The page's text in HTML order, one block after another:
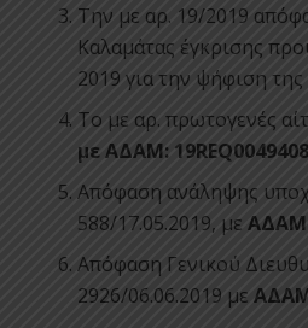
Την με αρ. 19/2019
Καλαμάτας έγκρισης
2019 για την ψήφιση
Το με αρ. πρωτογενές
με ΑΔΑΜ:
Απόφαση ανάληψης
588/17.05.2019, με ΑΔΑΜ:
Απόφαση Γενικού
2926/06.06.2019 με